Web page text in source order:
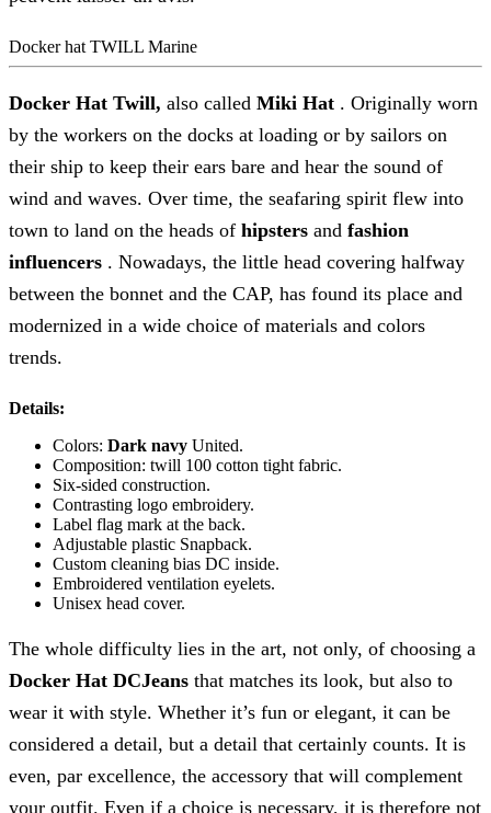
Docker hat TWILL Marine
Docker Hat Twill, also called Miki Hat . Originally worn
by the workers on the docks at loading or by sailors on
their ship to keep their ears bare and hear the sound of
wind and waves. Over time, the seafaring spirit flew into
town to land on the heads of hipsters and fashion
influencers . Nowadays, the little head covering halfway
between the bonnet and the CAP, has found its place and
modernized in a wide choice of materials and colors
trends.
Details:
Colors: Dark navy United.
Composition: twill 100 cotton tight fabric.
Six-sided construction.
Contrasting logo embroidery.
Label flag mark at the back.
Adjustable plastic Snapback.
Custom cleaning bias DC inside.
Embroidered ventilation eyelets.
Unisex head cover.
The whole difficulty lies in the art, not only, of choosing a
Docker Hat DCJeans that matches its look, but also to
wear it with style. Whether it’s fun or elegant, it can be
considered a detail, but a detail that certainly counts. It is
even, par excellence, the accessory that will complement
your outfit. Even if a choice is necessary, it is therefore not